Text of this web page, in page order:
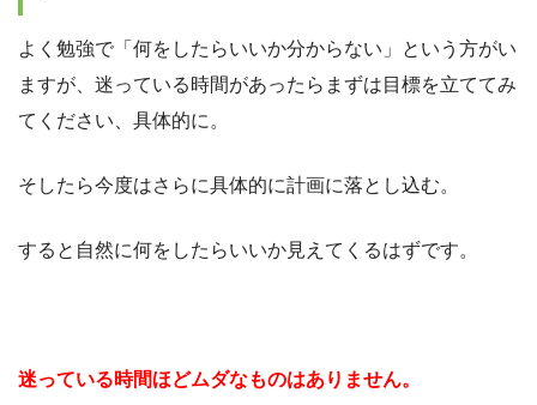
よく勉強で「何をしたらいいか分からない」という方がい
ますが、迷っている時間があったらまずは目標を立ててみ
てください、具体的に。
そしたら今度はさらに具体的に計画に落とし込む。
すると自然に何をしたらいいか見えてくるはずです。
迷っている時間ほどムダなものはありません。